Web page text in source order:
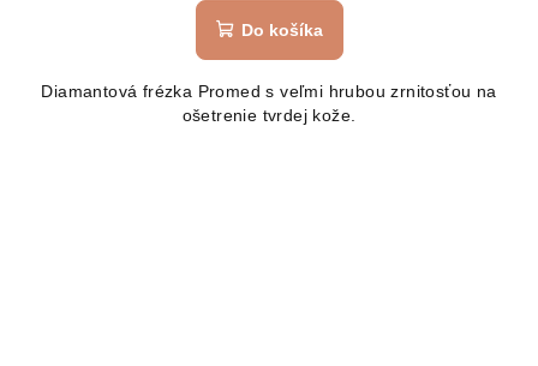
Do košíka
Diamantová frézka Promed s veľmi hrubou zrnitosťou na
ošetrenie tvrdej kože.